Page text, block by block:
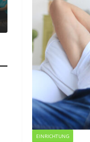
EINRICHTUNG